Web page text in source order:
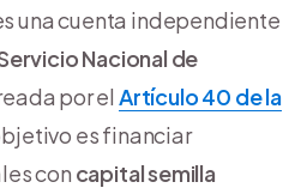
una cuenta independiente
Nacional de
por el Artículo 40 de la
es financiar
con capital semilla